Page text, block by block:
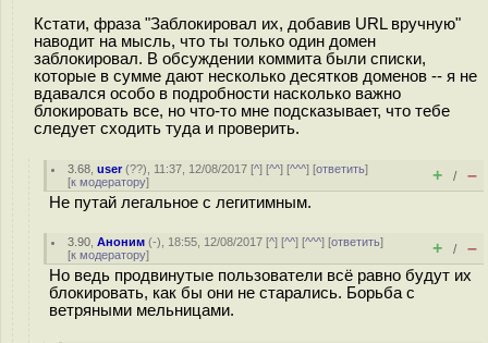
Кстати, фраза "Заблокировал их, добавив URL вручную"
наводит на мысль, что ты только один домен
заблокировал. В обсуждении коммита были списки,
которые в сумме дают несколько десятков доменов -- я не
вдавался особо в подробности насколько важно
блокировать все, но что-то мне подсказывает, что тебе
следует сходить туда и проверить.
3.68 ,user(??), 11:37, 12/08/2017 [^] [^^] [^^^] [ответить]
[к модератору] + / –
Не путай легальное с легитимным.
3.90 ,Аноним (-), 18:55, 12/08/2017 [^] [^^] [^^^] [ответить]
[к модератору] + / –
Но ведь продвинутые пользователи всё равно будут их
блокировать, как бы они не старались. Борьба с
ветряными мельницами.